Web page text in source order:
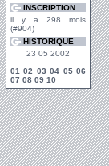
INSCRIPTION
il y a 298 mois
(#904)
HISTORIQUE
23 05 2002
01 02 03 04 05 06
07 08 09 10